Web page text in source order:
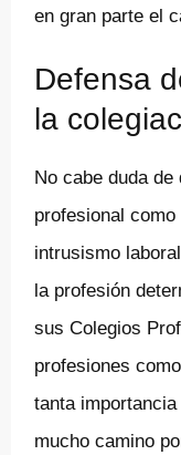
en gran parte el
Defensa
la
No cabe duda
profesional
intrusismo
la profesión
sus Colegios
profesiones
tanta
mucho camino